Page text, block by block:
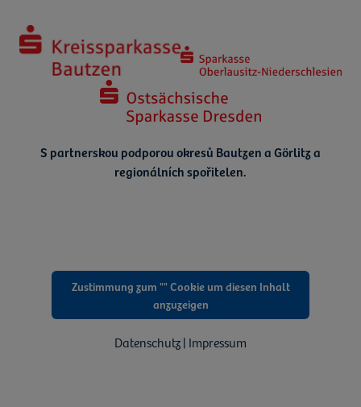
S partnerskou podporou okresů Bautzen a Görlitz a
regionálních spořitelen.
Zustimmung zum "" Cookie um diesen Inhalt
anzuzeigen
Datenschutz | Impressum